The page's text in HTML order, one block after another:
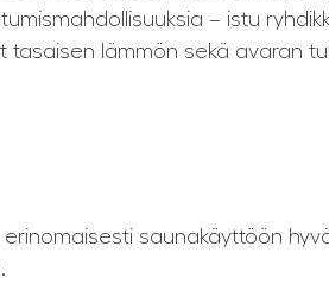
– istu
lämmön sekä avaran
saunakäyttöön